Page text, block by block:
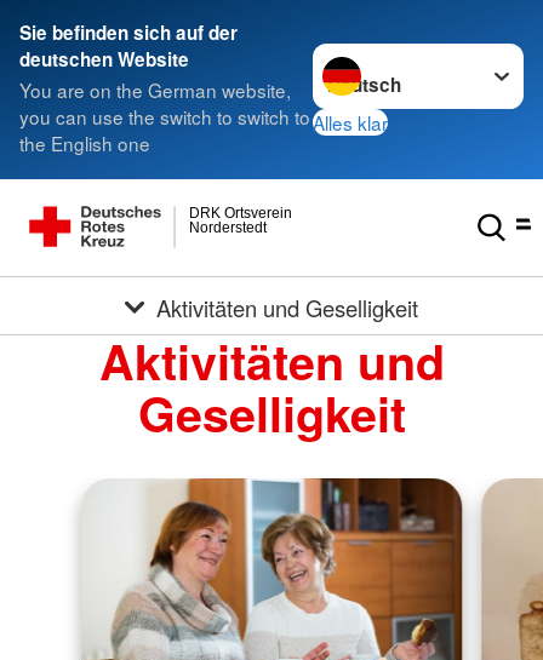
Sie befinden sich auf der
deutschen Website
You are on the German website,
you can use the switch to switch to
the English one
Sprache wechseln zu
Alles klar
Norderstedt
DRK Ortsverein
Aktivitäten und Geselligkeit
Aktivitäten und
Geselligkeit